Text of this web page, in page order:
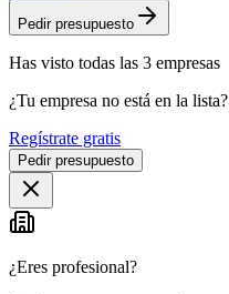
Pedir presupuesto
Has visto todas las 3 empresas
¿Tu empresa no está en la lista?
Regístrate gratis
Pedir presupuesto
¿Eres profesional?